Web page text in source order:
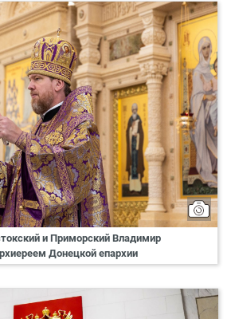
и Приморский Владимир
Донецкой епархии